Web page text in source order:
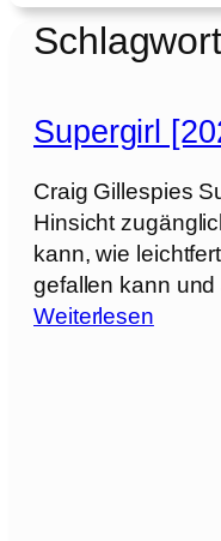
Supergirl
Craig Gillespies
Hinsicht
kann, wie
gefallen kann
Weiterlesen: